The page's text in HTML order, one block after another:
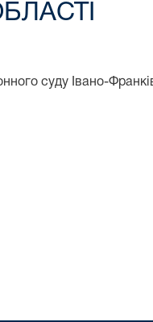
суду Івано-